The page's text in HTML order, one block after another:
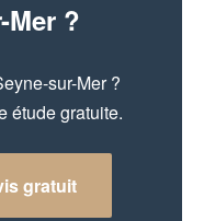
Mer ?
sur-Mer ?
étude gratuite.
gratuit